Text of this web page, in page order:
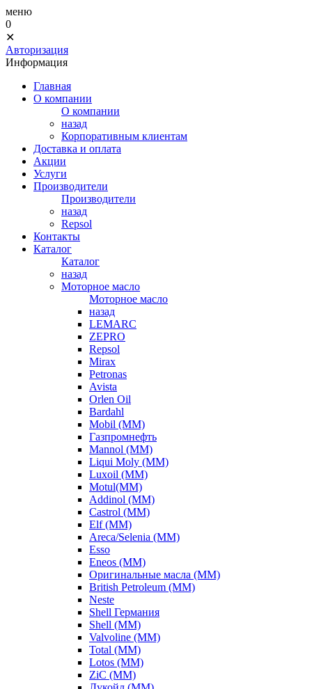
меню
0
✕
Авторизация
Информация
Главная
О компании
О компании
назад
Корпоративным клиентам
Доставка и оплата
Акции
Услуги
Производители
Производители
назад
Repsol
Контакты
Каталог
Каталог
назад
Моторное масло
Моторное масло
назад
LEMARC
ZEPRO
Repsol
Mirax
Petronas
Avista
Orlen Oil
Bardahl
Mobil (ММ)
Газпромнефть
Mannol (ММ)
Liqui Moly (ММ)
Luxoil (ММ)
Motul(ММ)
Addinol (ММ)
Castrol (ММ)
Elf (ММ)
Areca/Selenia (ММ)
Esso
Eneos (ММ)
Оригинальные масла (ММ)
British Petroleum (ММ)
Neste
Shell Германия
Shell (ММ)
Valvoline (ММ)
Total (ММ)
Lotos (ММ)
ZiC (ММ)